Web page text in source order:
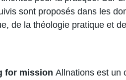
sont proposés dans les
de la théologie pratique et
for mission Allnations est un